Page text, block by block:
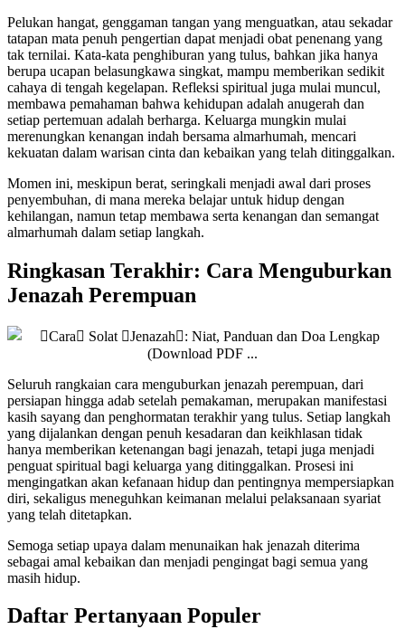
Pelukan hangat, genggaman tangan yang menguatkan, atau sekadar
tatapan mata penuh pengertian dapat menjadi obat penenang yang
tak ternilai. Kata-kata penghiburan yang tulus, bahkan jika hanya
berupa ucapan belasungkawa singkat, mampu memberikan sedikit
cahaya di tengah kegelapan. Refleksi spiritual juga mulai muncul,
membawa pemahaman bahwa kehidupan adalah anugerah dan
setiap pertemuan adalah berharga. Keluarga mungkin mulai
merenungkan kenangan indah bersama almarhumah, mencari
kekuatan dalam warisan cinta dan kebaikan yang telah ditinggalkan.
Momen ini, meskipun berat, seringkali menjadi awal dari proses
penyembuhan, di mana mereka belajar untuk hidup dengan
kehilangan, namun tetap membawa serta kenangan dan semangat
almarhumah dalam setiap langkah.
Ringkasan Terakhir: Cara Menguburkan
Jenazah Perempuan
Seluruh rangkaian cara menguburkan jenazah perempuan, dari
persiapan hingga adab setelah pemakaman, merupakan manifestasi
kasih sayang dan penghormatan terakhir yang tulus. Setiap langkah
yang dijalankan dengan penuh kesadaran dan keikhlasan tidak
hanya memberikan ketenangan bagi jenazah, tetapi juga menjadi
penguat spiritual bagi keluarga yang ditinggalkan. Prosesi ini
mengingatkan akan kefanaan hidup dan pentingnya mempersiapkan
diri, sekaligus meneguhkan keimanan melalui pelaksanaan syariat
yang telah ditetapkan.
Semoga setiap upaya dalam menunaikan hak jenazah diterima
sebagai amal kebaikan dan menjadi pengingat bagi semua yang
masih hidup.
Daftar Pertanyaan Populer